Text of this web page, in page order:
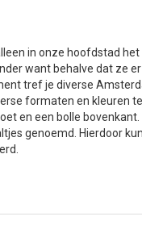
in onze hoofdstad
want behalve dat ze
tref je diverse
formaten en kleuren
en een bolle
genoemd. Hierdoor